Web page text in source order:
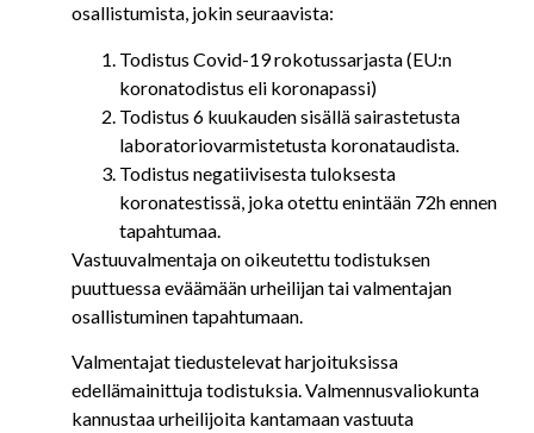
osallistumista, jokin seuraavista:
Todistus Covid-19 rokotussarjasta (EU:n
koronatodistus eli koronapassi)
Todistus 6 kuukauden sisällä sairastetusta
laboratoriovarmistetusta koronataudista.
Todistus negatiivisesta tuloksesta
koronatestissä, joka otettu enintään 72h ennen
tapahtumaa.
Vastuuvalmentaja on oikeutettu todistuksen
puuttuessa eväämään urheilijan tai valmentajan
osallistuminen tapahtumaan.
Valmentajat tiedustelevat harjoituksissa
edellämainittuja todistuksia. Valmennusvaliokunta
kannustaa urheilijoita kantamaan vastuuta